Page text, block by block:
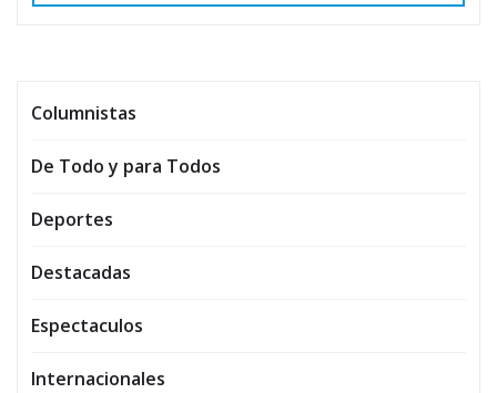
Columnistas
De Todo y para Todos
Deportes
Destacadas
Espectaculos
Internacionales